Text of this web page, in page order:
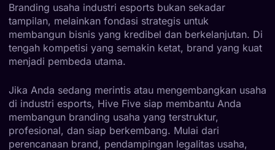
Branding usaha industri esports bukan sekadar
tampilan, melainkan fondasi strategis untuk
membangun bisnis yang kredibel dan berkelanjutan. Di
tengah kompetisi yang semakin ketat, brand yang kuat
menjadi pembeda utama.
Jika Anda sedang merintis atau mengembangkan usaha
di industri esports, Hive Five siap membantu Anda
membangun branding usaha yang terstruktur,
profesional, dan siap berkembang. Mulai dari
perencanaan brand, pendampingan legalitas usaha,